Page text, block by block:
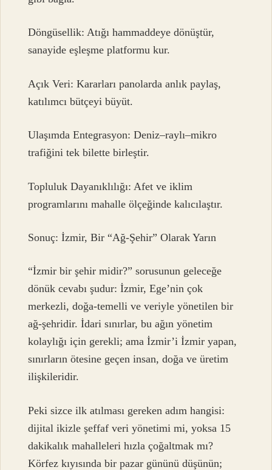
Döngüsellik: Atığı hammaddeye dönüştür,
sanayide eşleşme platformu kur.
Açık Veri: Kararları panolarda anlık paylaş,
katılımcı bütçeyi büyüt.
Ulaşımda Entegrasyon: Deniz–raylı–mikro
trafiğini tek bilette birleştir.
Topluluk Dayanıklılığı: Afet ve iklim
programlarını mahalle ölçeğinde kalıcılaştır.
Sonuç: İzmir, Bir “Ağ-Şehir” Olarak Yarın
“İzmir bir şehir midir?” sorusunun geleceğe
dönük cevabı şudur: İzmir, Ege’nin çok
merkezli, doğa-temelli ve veriyle yönetilen bir
ağ-şehridir. İdari sınırlar, bu ağın yönetim
kolaylığı için gerekli; ama İzmir’i İzmir yapan,
sınırların ötesine geçen insan, doğa ve üretim
ilişkileridir.
Peki sizce ilk atılması gereken adım hangisi:
dijital ikizle şeffaf veri yönetimi mi, yoksa 15
dakikalık mahalleleri hızla çoğaltmak mı?
Körfez kıyısında bir pazar gününü düşünün;